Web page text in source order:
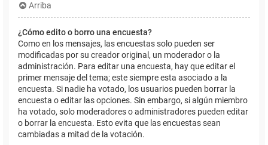
Arriba
¿Cómo edito o borro una encuesta?
Como en los mensajes, las encuestas solo pueden ser
modificadas por su creador original, un moderador o la
administración. Para editar una encuesta, hay que editar el
primer mensaje del tema; este siempre esta asociado a la
encuesta. Si nadie ha votado, los usuarios pueden borrar la
encuesta o editar las opciones. Sin embargo, si algún miembro
ha votado, solo moderadores o administradores pueden editar
o borrar la encuesta. Esto evita que las encuestas sean
cambiadas a mitad de la votación.